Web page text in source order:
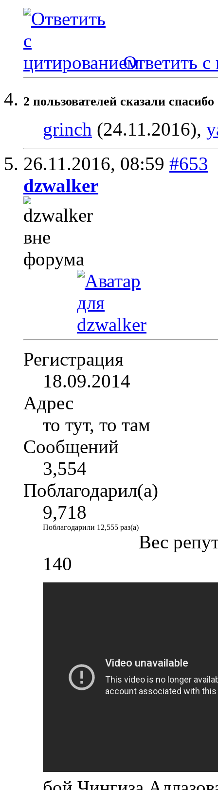
Ответить с
2 пользователей сказали
grinch (24.11.2016),
26.11.2016, 08:59 #653
dzwalker
Регистрация
18.09.2014
Адрес
то тут, то там
Сообщений
3,554
Поблагодарил(а)
9,718
Поблагодарили 12,555 раз(а)
Вес
140